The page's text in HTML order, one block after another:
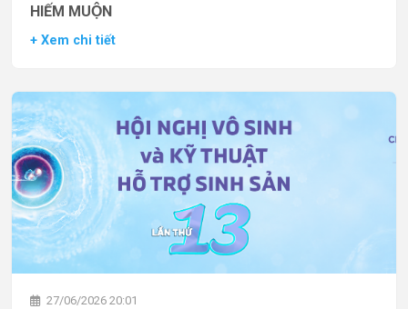
HIẾM MUỘN
+ Xem chi tiết
27/06/2026 20:01